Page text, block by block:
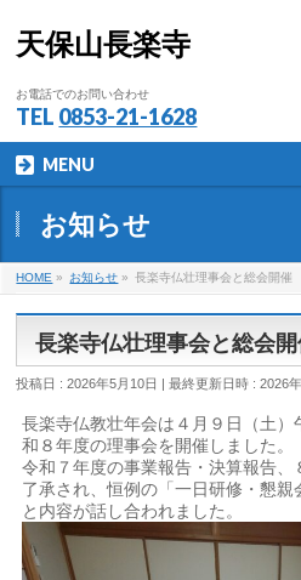
天保山長楽寺
お電話でのお問い合わせ
TEL 0853-21-1628
MENU
お知らせ
HOME » お知らせ » 長楽寺仏壮理事会と総会開催
長楽寺仏壮理事会と総会
投稿日 : 2026年5月10日 最終更新日時 : 2026
長楽寺仏教壮年会は４月９日（土
和８年度の理事会を開催しました。
令和７年度の事業報告・決算報告
了承され、恒例の「一日研修・懇
と内容が話し合われました。